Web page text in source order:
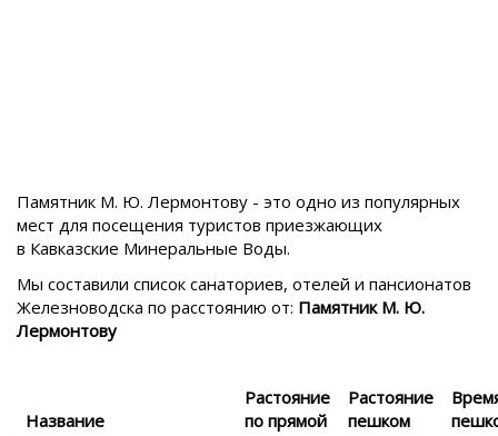
Памятник М. Ю. Лермонтову - это одно из популярных
мест для посещения туристов приезжающих
в Кавказские Минеральные Воды.
Мы составили список санаториев, отелей и пансионатов
Железноводска по расстоянию от: Памятник М. Ю.
Лермонтову
Название
Растояние
по прямой
Растояние
пешком